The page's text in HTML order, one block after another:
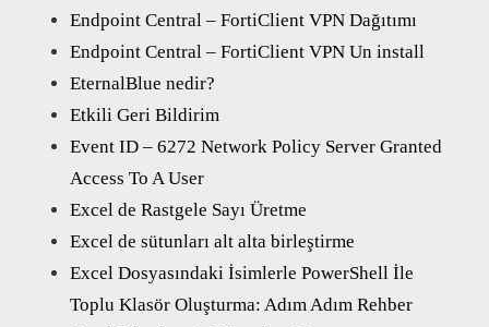
Endpoint Central – FortiClient VPN Dağıtımı
Endpoint Central – FortiClient VPN Un install
EternalBlue nedir?
Etkili Geri Bildirim
Event ID – 6272 Network Policy Server Granted
Access To A User
Excel de Rastgele Sayı Üretme
Excel de sütunları alt alta birleştirme
Excel Dosyasındaki İsimlerle PowerShell İle
Toplu Klasör Oluşturma: Adım Adım Rehber